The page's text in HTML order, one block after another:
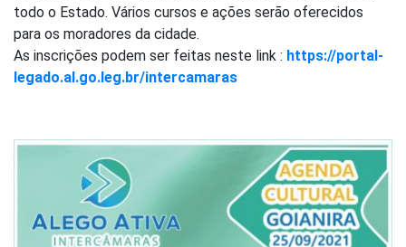
todo o Estado. Vários cursos e ações serão oferecidos
para os moradores da cidade.
As inscrições podem ser feitas neste link : https://portal-
legado.al.go.leg.br/intercamaras